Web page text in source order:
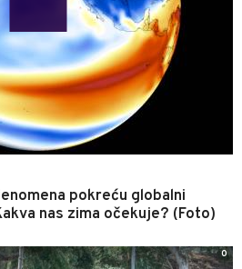
pokreću globalni
nas zima očekuje? (Foto)
0